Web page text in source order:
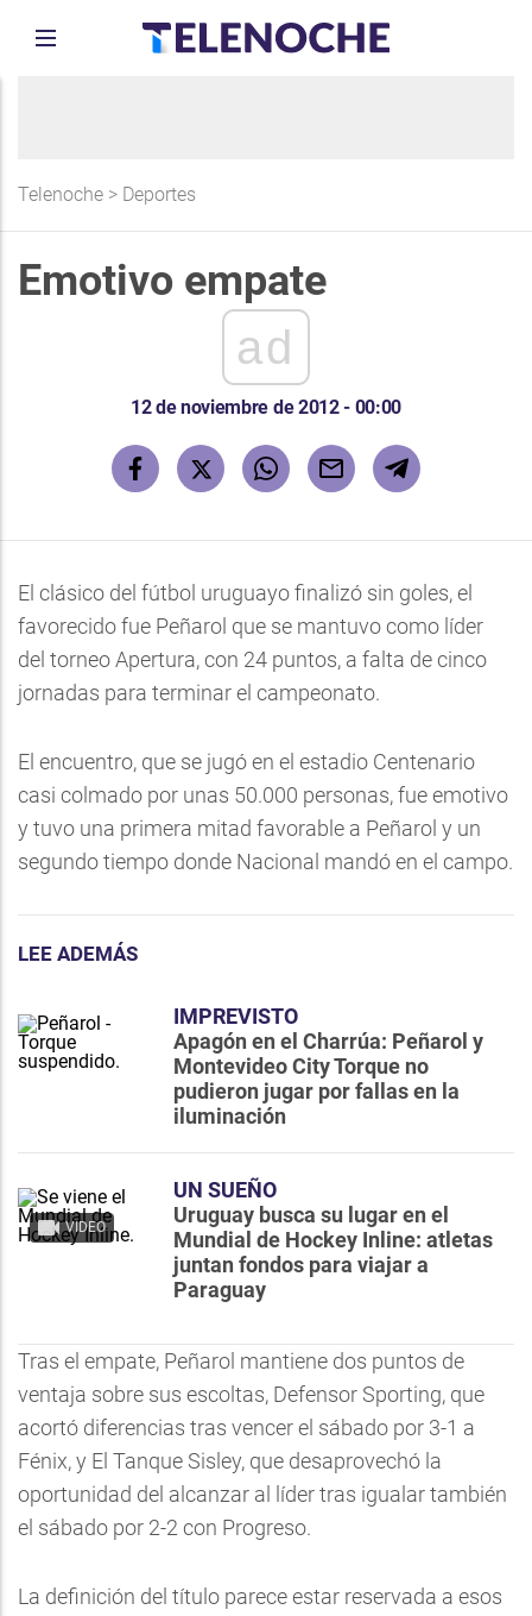
Telenoche > Deportes
Emotivo empate
ad
12 de noviembre de 2012 - 00:00
El clásico del fútbol uruguayo finalizó sin goles, el
favorecido fue Peñarol que se mantuvo como líder
del torneo Apertura, con 24 puntos, a falta de cinco
jornadas para terminar el campeonato.
El encuentro, que se jugó en el estadio Centenario
casi colmado por unas 50.000 personas, fue emotivo
y tuvo una primera mitad favorable a Peñarol y un
segundo tiempo donde Nacional mandó en el campo.
LEE ADEMÁS
IMPREVISTO
Apagón en el Charrúa: Peñarol y
Montevideo City Torque no
pudieron jugar por fallas en la
iluminación
VIDEO
UN SUEÑO
Uruguay busca su lugar en el
Mundial de Hockey Inline: atletas
juntan fondos para viajar a
Paraguay
Tras el empate, Peñarol mantiene dos puntos de
ventaja sobre sus escoltas, Defensor Sporting, que
acortó diferencias tras vencer el sábado por 3-1 a
Fénix, y El Tanque Sisley, que desaprovechó la
oportunidad del alcanzar al líder tras igualar también
el sábado por 2-2 con Progreso.
La definición del título parece estar reservada a esos